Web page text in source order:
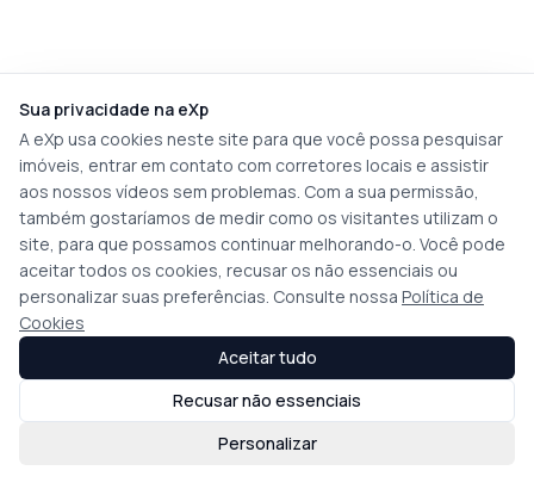
Sua privacidade na eXp
A eXp usa cookies neste site para que você possa pesquisar
imóveis, entrar em contato com corretores locais e assistir
aos nossos vídeos sem problemas. Com a sua permissão,
também gostaríamos de medir como os visitantes utilizam o
site, para que possamos continuar melhorando-o. Você pode
aceitar todos os cookies, recusar os não essenciais ou
personalizar suas preferências. Consulte nossa Política de
Cookies
Personalizar
Recusar não essenciais
Aceitar tudo